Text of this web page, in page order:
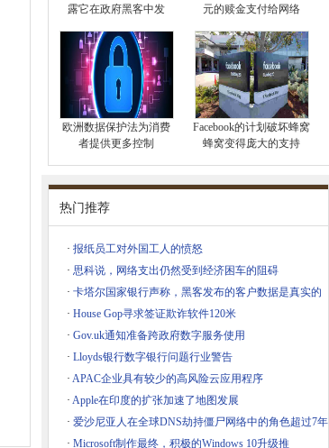
露它在政府黑客中发
元的赎金支付给网络
欧洲数据保护法为消费
者提供更多控制
Facebook的计划破坏蜂窝
蜂窝变得庞大的支持
热门推荐
· 报纸员工对外国工人的愤怒
· 思科说，网络支出仍然受到经济困车的阻碍
· 卡塔尔国家银行声称，黑客发布的客户数据是真实的
· House Gop寻求签证欺诈软件120米
· Gov.uk通知准备跨政府数字服务使用
· Lloyds银行数字银行问题行业警告
· APAC企业具有较少的高风险云应用程序
· Apple在印度的扩张加速了地图发展
· 爱沙尼亚人在全球DNS劫持僵尸网络中的角色超过7年
· Microsoft制作最终，积极的Windows 10升级推